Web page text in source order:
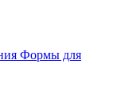
Формы для